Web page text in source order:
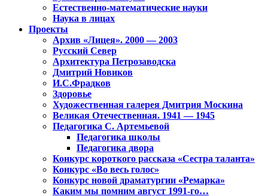
Естественно-математические науки
Наука в лицах
Проекты
Архив «Лицея». 2000 — 2003
Русский Север
Архитектура Петрозаводска
Дмитрий Новиков
И.С.Фрадков
Здоровье
Художественная галерея Дмитрия Москина
Великая Отечественная. 1941 — 1945
Педагогика С. Артемьевой
Педагогика школы
Педагогика двора
Конкурс короткого рассказа «Сестра таланта»
Конкурс «Во весь голос»
Конкурс новой драматургии «Ремарка»
Каким мы помним август 1991-го…